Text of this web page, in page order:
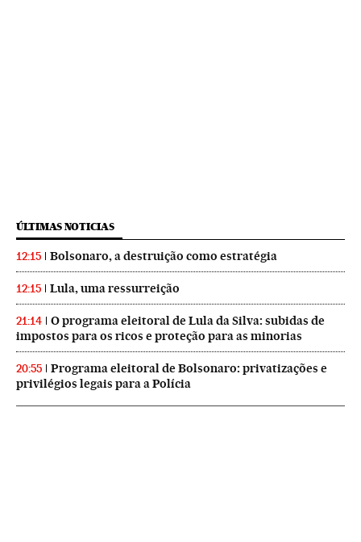
ÚLTIMAS NOTICIAS
12:15 Bolsonaro, a destruição como estratégia
12:15 Lula, uma ressurreição
21:14
O programa eleitoral de Lula da Silva: subidas de
impostos para os ricos e proteção para as minorias
20:55
Programa eleitoral de Bolsonaro: privatizações e
privilégios legais para a Polícia